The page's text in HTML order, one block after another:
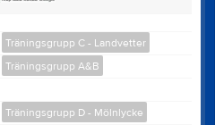
Träningsgrupp C - Landvetter
Träningsgrupp A&B
Träningsgrupp D - Mölnlycke